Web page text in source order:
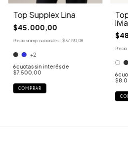
Top Supplex Lina
$45.000,00
Precio sin imp. nacionales: $37.190,08
+2
6cuotas sin interés de
$7.500,00
COMPRAR
6